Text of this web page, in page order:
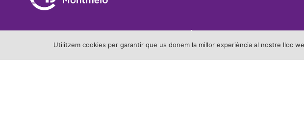
Blog
Qui som
Utilitzem cookies per garantir que us donem la millor experiència al nostre lloc